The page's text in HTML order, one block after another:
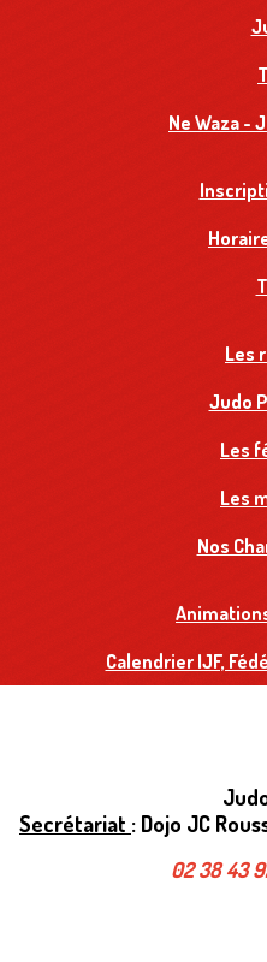
Ne Waza -
Les
Judo
Les
Les
Nos
Calendrier IJF,
Secrétariat : Dojo JC
02 38 43